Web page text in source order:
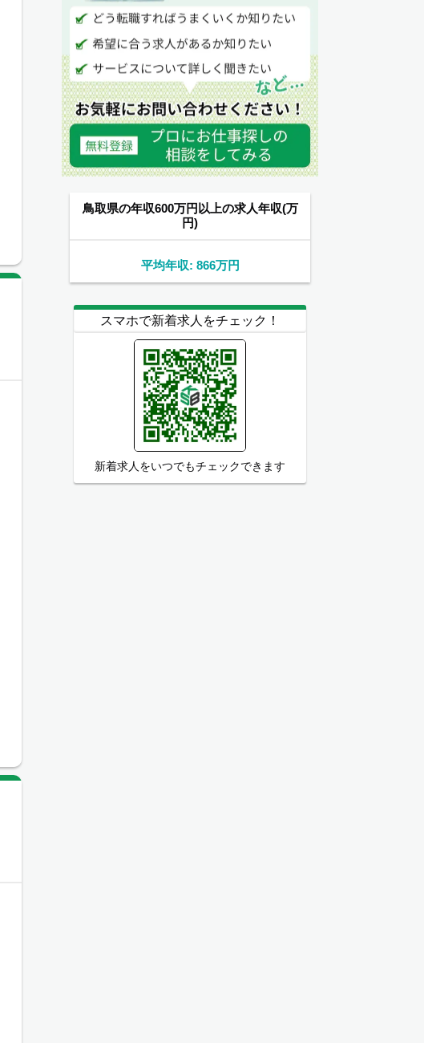
鳥取県の年収600万円以上の求人年収(万
円)
平均年収: 866万円
スマホで新着求人をチェック！
新着求人をいつでもチェックできます